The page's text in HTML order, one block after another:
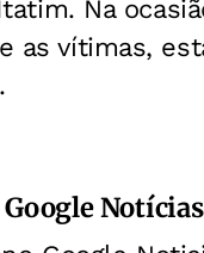
Na
vítimas,
Google Notícias